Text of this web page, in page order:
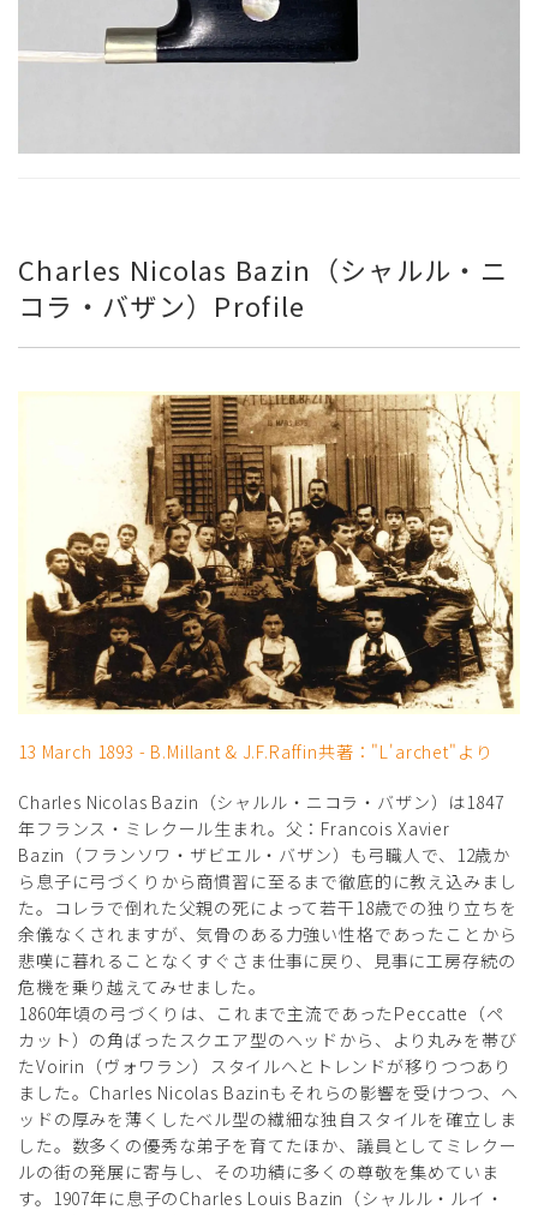
Charles Nicolas Bazin（シャルル・ニ
コラ・バザン）Profile
13 March 1893 - B.Millant & J.F.Raffin共著："L'archet"より
Charles Nicolas Bazin（シャルル・ニコラ・バザン）は1847
年フランス・ミレクール生まれ。父：Francois Xavier
Bazin（フランソワ・ザビエル・バザン）も弓職人で、12歳か
ら息子に弓づくりから商慣習に至るまで徹底的に教え込みまし
た。コレラで倒れた父親の死によって若干18歳での独り立ちを
余儀なくされますが、気骨のある力強い性格であったことから
悲嘆に暮れることなくすぐさま仕事に戻り、見事に工房存続の
危機を乗り越えてみせました。
1860年頃の弓づくりは、これまで主流であったPeccatte（ペ
カット）の角ばったスクエア型のヘッドから、より丸みを帯び
たVoirin（ヴォワラン）スタイルへとトレンドが移りつつあり
ました。Charles Nicolas Bazinもそれらの影響を受けつつ、ヘ
ッドの厚みを薄くしたベル型の繊細な独自スタイルを確立しま
した。数多くの優秀な弟子を育てたほか、議員としてミレクー
ルの街の発展に寄与し、その功績に多くの尊敬を集めていま
す。1907年に息子のCharles Louis Bazin（シャルル・ルイ・